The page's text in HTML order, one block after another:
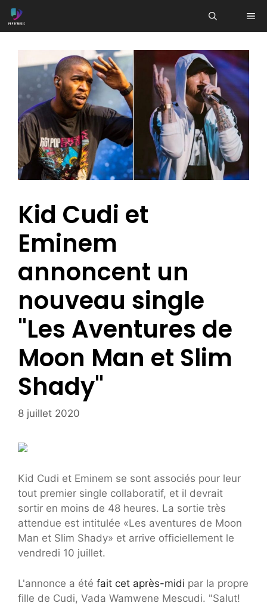
Aller
au
Kid Cudi et
Eminem
annoncent un
nouveau single
"Les Aventures de
Moon Man et Slim
Shady"
8 juillet 2020
Kid Cudi et Eminem se sont associés pour leur
tout premier single collaboratif, et il devrait
sortir en moins de 48 heures. La sortie très
attendue est intitulée «Les aventures de Moon
Man et Slim Shady» et arrive officiellement le
vendredi 10 juillet.
L'annonce a été fait cet après-midi par la propre
fille de Cudi, Vada Wamwene Mescudi. "Salut!